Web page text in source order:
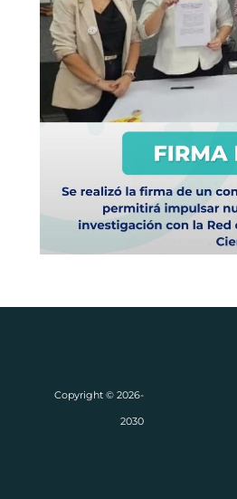
Copyright © 2026-
2030